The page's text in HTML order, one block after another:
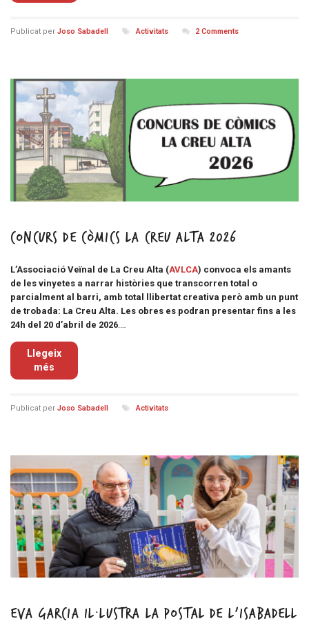
Publicat per Joso Sabadell Activitats 2 Comments
Concurs de Còmics La Creu Alta 2026
L’Associació Veïnal de La Creu Alta (AVLCA) convoca els amants
de les vinyetes a narrar històries que transcorren total o
parcialment al barri, amb total llibertat creativa però amb un punt
de trobada: La Creu Alta. Les obres es podran presentar fins a les
24h del 20 d’abril de 2026
Llegeix
més
Publicat per Joso Sabadell Activitats
Eva Garcia il·lustra la postal de l’iSabadell